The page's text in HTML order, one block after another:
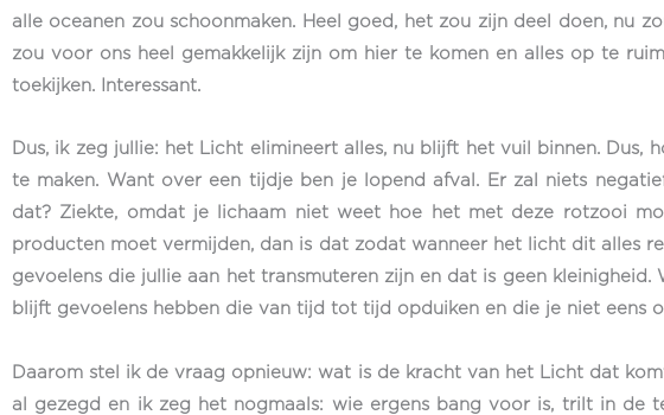
alle oceanen zou schoonmaken. Heel goed, het zou zijn deel doen, nu
zou voor ons heel gemakkelijk zijn om hier te komen en alles op te
toekijken. Interessant.
Dus, ik zeg jullie: het Licht elimineert alles, nu blijft het vuil binnen.
te maken. Want over een tijdje ben je lopend afval. Er zal niets
dat? Ziekte, omdat je lichaam niet weet hoe het met deze rotzooi
producten moet vermijden, dan is dat zodat wanneer het licht dit alles
gevoelens die jullie aan het transmuteren zijn en dat is geen
blijft gevoelens hebben die van tijd tot tijd opduiken en die je niet eens
Daarom stel ik de vraag opnieuw: wat is de kracht van het Licht dat
al gezegd en ik zeg het nogmaals: wie ergens bang voor is, trilt in